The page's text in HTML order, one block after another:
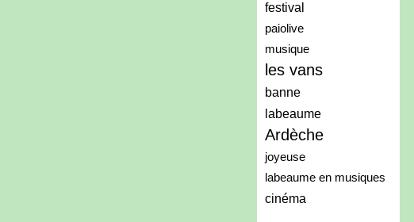
festival
paiolive
musique
les vans
banne
labeaume
Ardèche
joyeuse
labeaume en musiques
cinéma